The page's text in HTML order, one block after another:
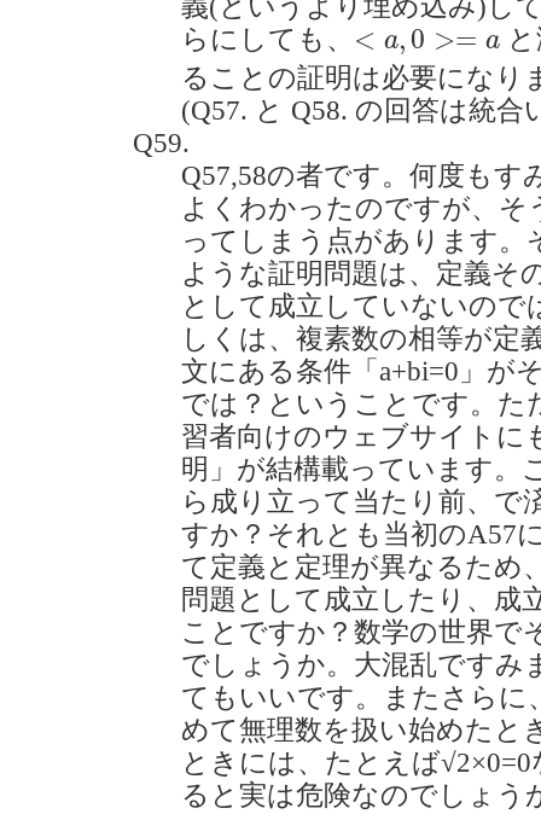
義(というより埋め込み)し
らにしても、 < a, 0 >= a
<a ,0 >=a
と
ることの証明は必要になり
(Q57. と Q58. の回答は統合
Q59.
Q57,58の者です。何度も
よくわかったのですが、そ
ってしまう点があります。
ような証明問題は、定義そ
として成立していないの
しくは、複素数の相等が定
文にある条件「a+bi=0」が
では？ということです。た
習者向けのウェブサイトに
明」が結構載っています。
ら成り立って当たり前、
すか？それとも当初のA57
て定義と定理が異なるため
問題として成立したり、成
ことですか？数学の世界で
でしょうか。大混乱ですみ
てもいいです。またさらに
めて無理数を扱い始めたと
ときには、たとえば
ると実は危険なのでしょう